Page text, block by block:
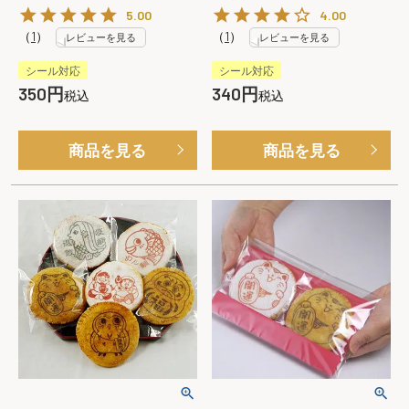
5.00
（1） レビューを見る
シール対応
350 税込
商品を見る
4.00
（1） レビューを見る
シール対応
340 税込
商品を見る